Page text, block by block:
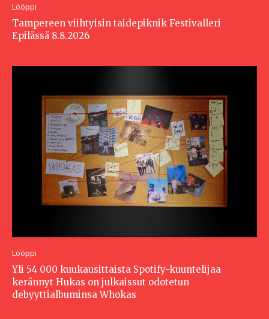
Lööppi
Tampereen viihtyisin taidepiknik Festivalleri
Epilässä 8.8.2026
Lööppi
Yli 54 000 kuukausittaista Spotify-kuuntelijaa
kerännyt Hukas on julkaissut odotetun
debyyttialbuminsa Whokas